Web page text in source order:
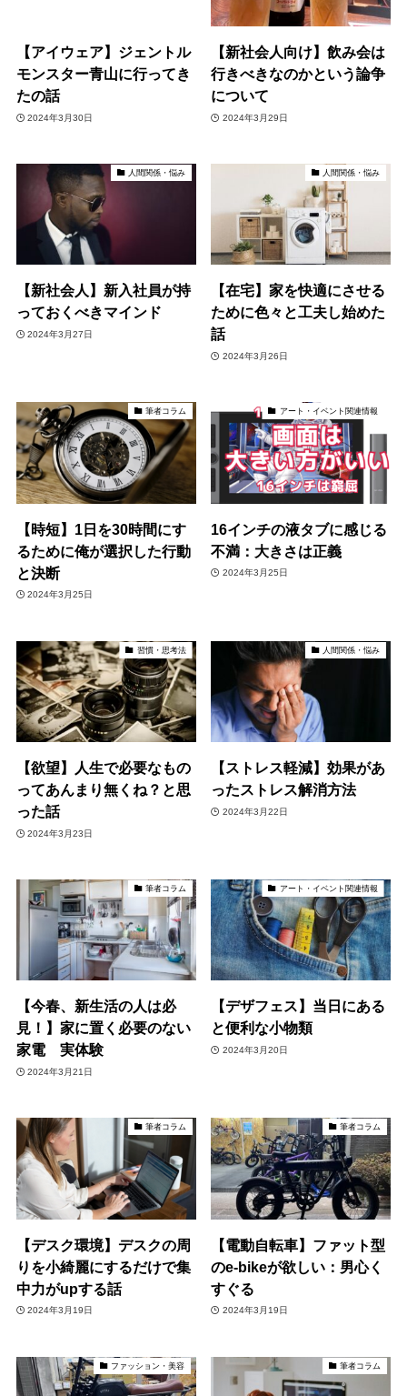
【アイウェア】ジェントル
モンスター青山に行ってき
たの話
2024年3月30日
【新社会人向け】飲み会は
行きべきなのかという論争
について
2024年3月29日
人間関係・悩み
【新社会人】新入社員が持
っておくべきマインド
2024年3月27日
人間関係・悩み
【在宅】家を快適にさせる
ために色々と工夫し始めた
話
2024年3月26日
筆者コラム
【時短】1日を30時間にす
るために俺が選択した行動
と決断
2024年3月25日
アート・イベント関連情報
16インチの液タブに感じる
不満：大きさは正義
2024年3月25日
習慣・思考法
【欲望】人生で必要なもの
ってあんまり無くね？と思
った話
2024年3月23日
人間関係・悩み
【ストレス軽減】効果があ
ったストレス解消方法
2024年3月22日
筆者コラム
【今春、新生活の人は必
見！】家に置く必要のない
家電 実体験
2024年3月21日
アート・イベント関連情報
【デザフェス】当日にある
と便利な小物類
2024年3月20日
筆者コラム
【デスク環境】デスクの周
りを小綺麗にするだけで集
中力がupする話
2024年3月19日
筆者コラム
【電動自転車】ファット型
のe-bikeが欲しい：男心く
すぐる
2024年3月19日
ファッション・美容 筆者コラム